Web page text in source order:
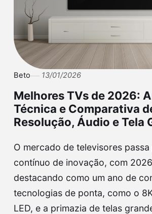
Beto 13/01/2026
Melhores TVs de 2026:
Técnica e Comparativa
Resolução, Áudio e Tela
O mercado de televisores
contínuo de inovação, com
destacando como um ano de
tecnologias de ponta, como o
LED, e a primazia de telas